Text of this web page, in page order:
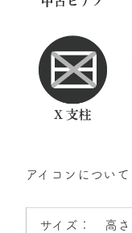
アイコンについて
サイズ： 高